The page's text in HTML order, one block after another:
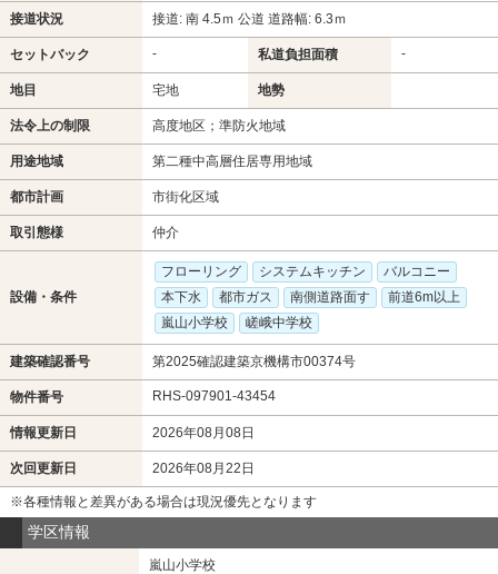
接道状況 接道: 南 4.5ｍ 公道 道路幅: 6.3ｍ
セットバック - 私道負担面積 -
地目 宅地 地勢
法令上の制限 高度地区；準防火地域
用途地域 第二種中高層住居専用地域
都市計画 市街化区域
取引態様 仲介
設備・条件
フローリング システムキッチン
バルコニー
本下水
都市ガス 南側道路面す
前道6m以上
嵐山小学校
嵯峨中学校
建築確認番号 第2025確認建築京機構市00374号
物件番号 RHS-097901-43454
情報更新日 2026年08月08日
次回更新日 2026年08月22日
※各種情報と差異がある場合は現況優先となります
学区情報
嵐山小学校